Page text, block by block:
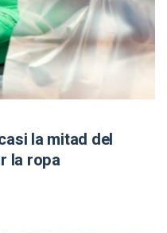
la mitad del
la ropa